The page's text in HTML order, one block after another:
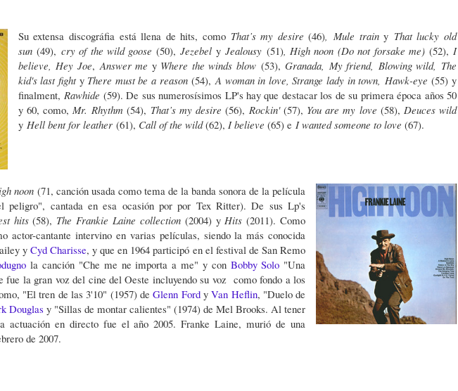
Su extensa discográfia está llena de hits, como That’s my desire(46),Mule trainy That lucky old
sun (49), cry of the wild goose (50),Jezebel yJealousy (51), High noon (Do not forsake me) (52),I
believe,Hey Joe,Answer me y Where the winds blow (53),Granada, My friend, Blowing wild, The
kid's last fight yThere must be a reason(54),A woman in love, Strange lady in town, Hawk-eye(55) y
finalment,Rawhide (59). De sus numerosísimos LP's hay que destacar los de su primera época años 50
y 60, como,Mr. Rhythm (54), That’s my desire(56), Rockin' (57), You are my love (58), Deuces wild
y Hell bent for leather(61), Call of the wild(62), I believe (65) e I wanted someone to love (67).
noon (71, canción usada como tema de la banda sonora de la película
peligro", cantada en esa ocasión por por Tex Ritter). De sus Lp's
hits(58), The Frankie Laine collection (2004) y Hits(2011). Como
actor-cantante intervino en varias películas, siendo la más conocida
y Cyd Charisse, y que en 1964 participó en el festival de San Remo
la canción "Che me ne importa a me" y con Bobby Solo "Una
la gran voz del cine del Oeste incluyendo su voz como fondo a los
"El tren de las 3'10" (1957) deGlenn FordyVan Heflin, "Duelo de
Douglas y "Sillas de montar calientes" (1974) de Mel Brooks. Al tener
actuación en directo fue el año 2005. Franke Laine, murió de una
de 2007.